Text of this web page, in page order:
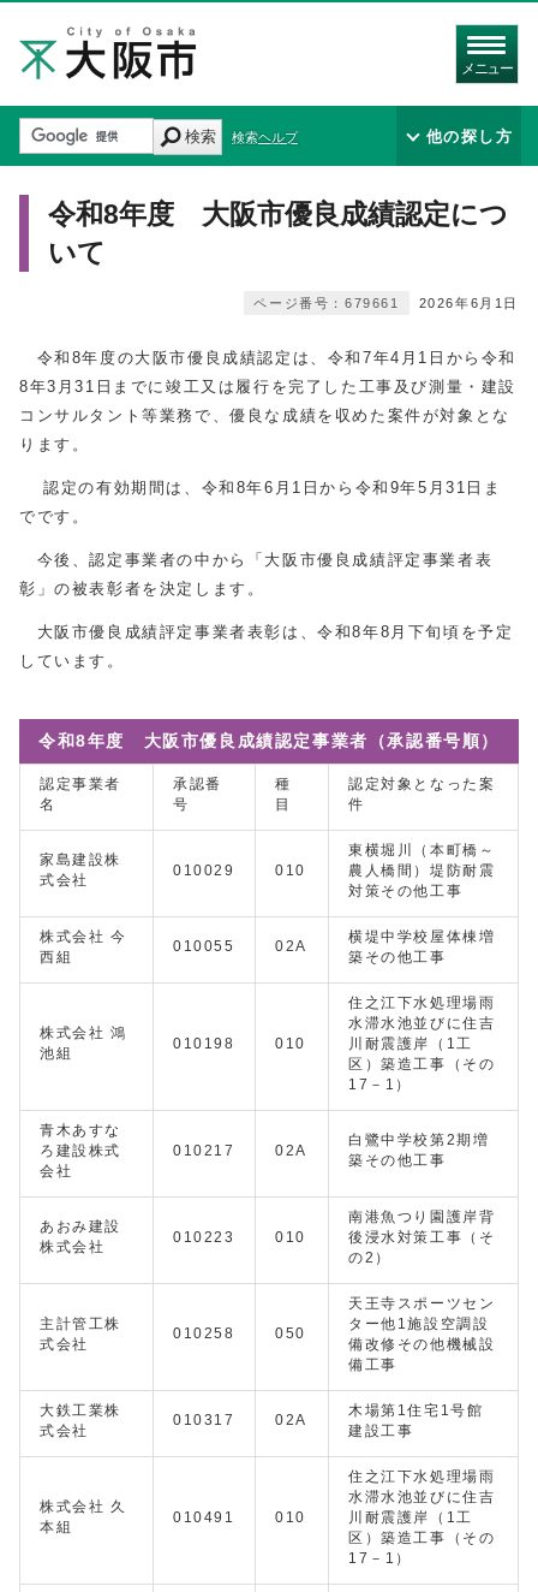
メニュー
検索 検索ヘルプ 他の探し方
令和8年度 大阪市優良成績認定につ
いて
2026年6月1日
ページ番号：679661
令和8年度の大阪市優良成績認定は、令和7年4月1日から令和
8年3月31日までに竣工又は履行を完了した工事及び測量・建設
コンサルタント等業務で、優良な成績を収めた案件が対象とな
ります。
認定の有効期間は、令和8年6月1日から令和9年5月31日ま
でです。
今後、認定事業者の中から「大阪市優良成績評定事業者表
彰」の被表彰者を決定します。
大阪市優良成績評定事業者表彰は、令和8年8月下旬頃を予定
しています。
令和8年度 大阪市優良成績認定事業者（承認番号順）
認定事業者
名
承認番
号
種
目
認定対象となった案
件
家島建設株
式会社
010029 010
東横堀川（本町橋～
農人橋間）堤防耐震
対策その他工事
株式会社 今
西組
010055 02A
横堤中学校屋体棟増
築その他工事
株式会社 鴻
池組
010198 010
住之江下水処理場雨
水滞水池並びに住吉
川耐震護岸（1工
区）築造工事（その
17－1）
青木あすな
ろ建設株式
会社
010217 02A
白鷺中学校第2期増
築その他工事
あおみ建設
株式会社
010223 010
南港魚つり園護岸背
後浸水対策工事（そ
の2）
主計管工株
式会社
010258 050
天王寺スポーツセン
ター他1施設空調設
備改修その他機械設
備工事
大鉄工業株
式会社
010317 02A
木場第1住宅1号館
建設工事
株式会社 久
本組
010491 010
住之江下水処理場雨
水滞水池並びに住吉
川耐震護岸（1工
区）築造工事（その
17－1）